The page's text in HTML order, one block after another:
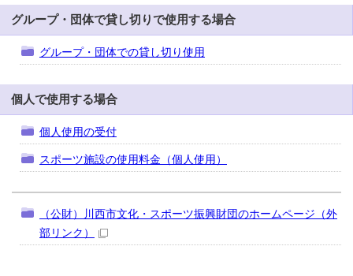
グループ・団体で貸し切りで使用する場合
グループ・団体での貸し切り使用
個人で使用する場合
個人使用の受付
スポーツ施設の使用料金（個人使用）
（公財）川西市文化・スポーツ振興財団のホームページ （外
部リンク）